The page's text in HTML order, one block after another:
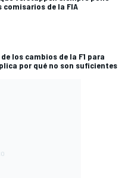
comisarios de la FIA
los cambios de la F1 para
por qué no son suficientes